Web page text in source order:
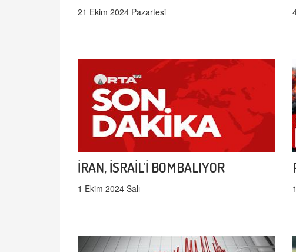
21 Ekim 2024 Pazartesi
İRAN, İSRAİL'İ BOMBALIYOR
1 Ekim 2024 Salı